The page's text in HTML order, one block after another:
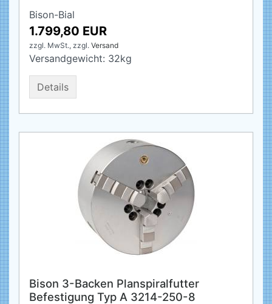
Bison-Bial
1.799,80 EUR
zzgl. MwSt., zzgl. Versand
Versandgewicht: 32kg
Details
Bison 3-Backen Planspiralfutter
Befestigung Typ A 3214-250-8